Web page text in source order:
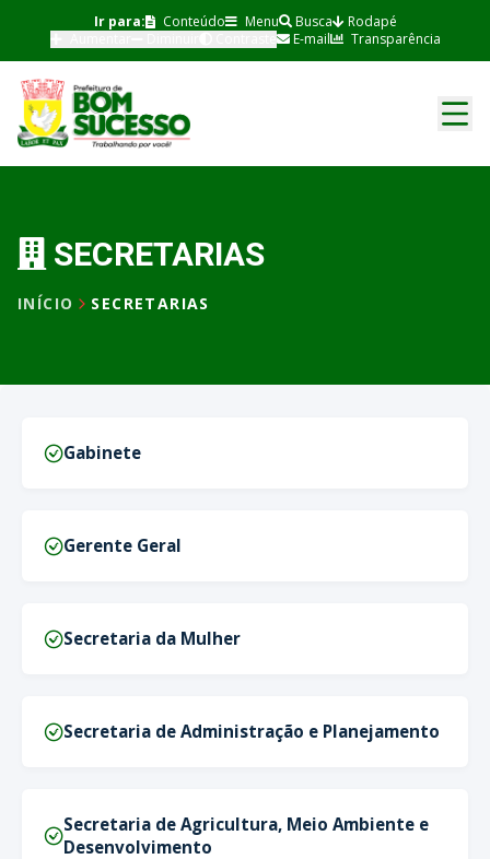
Ir para: Conteúdo Menu Busca
Rodapé
E-mail Transparência
SECRETARIAS
INÍCIO SECRETARIAS
Gabinete
Gerente Geral
Secretaria da Mulher
Secretaria de Administração e Planejamento
Secretaria de Agricultura, Meio Ambiente e
Desenvolvimento